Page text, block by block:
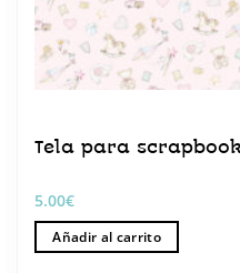
Tela para
5.00€
Añadir al carrito